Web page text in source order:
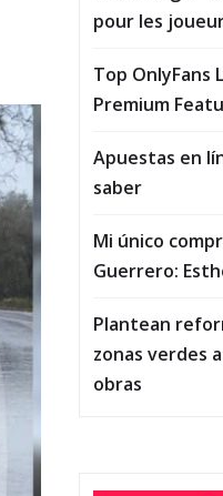
pour les
Top OnlyFans
Premium
Apuestas en
saber
Mi único
Guerrero:
Plantean
zonas verdes
obras